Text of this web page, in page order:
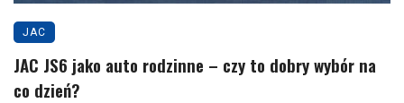
JAC
JAC JS6 jako auto rodzinne – czy to dobry wybór na
co dzień?